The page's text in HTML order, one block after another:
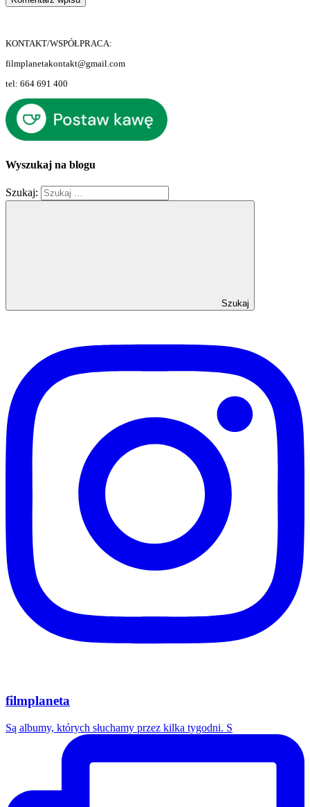
KONTAKT/WSPÓŁPRACA:
filmplanetakontakt@gmail.com
tel: 664 691 400
Wyszukaj na blogu
Szukaj:
Szukaj
filmplaneta
Są albumy, których słuchamy przez kilka tygodni. S